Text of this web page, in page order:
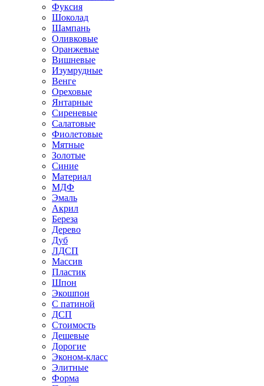
Фуксия
Шоколад
Шампань
Оливковые
Оранжевые
Вишневые
Изумрудные
Венге
Ореховые
Янтарные
Сиреневые
Салатовые
Фиолетовые
Мятные
Золотые
Синие
Материал
МДФ
Эмаль
Акрил
Береза
Дерево
Дуб
ЛДСП
Массив
Пластик
Шпон
Экошпон
С патиной
ДСП
Стоимость
Дешевые
Дорогие
Эконом-класс
Элитные
Форма